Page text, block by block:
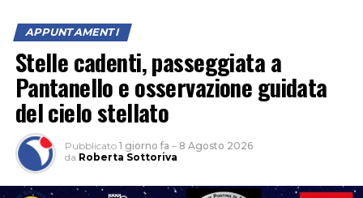
APPUNTAMENTI
Stelle cadenti, passeggiata a
Pantanello e osservazione guidata
del cielo stellato
Pubblicato 1 giorno fa – 8 Agosto 2026
da Roberta Sottoriva